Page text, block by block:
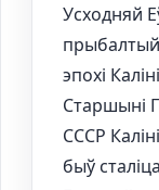
Усходняй
эпохі
Старшыні
СССР
быў